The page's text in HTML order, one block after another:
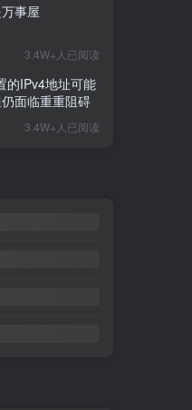
事屋
3.4W+人已阅读
的IPv4地址可能
面临重重阻碍
3.4W+人已阅读